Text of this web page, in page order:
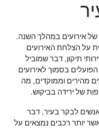
אירועים במהלך השנה.
על הצלחת האירועים
תיקון, דבר שמוביל
בסמוך לאירועים
מהירים וממוקדים, מה
של ירידה בביקוש.
לבקר בעיר, דבר
יותר רכבים נמצאים על